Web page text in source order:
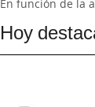
En función de la
Hoy